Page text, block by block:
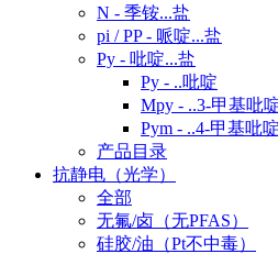
N - 季铵...盐
pi / PP - 哌啶...盐
Py - 吡啶...盐
Py - ..吡啶
Mpy - ..3-甲基吡
Pym - ..4-甲基吡啶
产品目录
抗静电（光学）
全部
无氟/卤（无PFAS）
硅胶/油（Pt不中毒）